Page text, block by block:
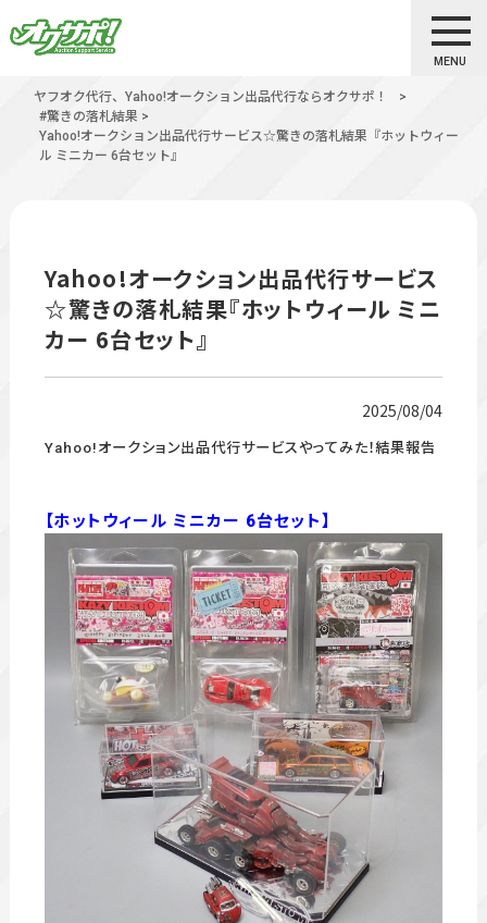
MENU
ヤフオク代行、Yahoo!オークション出品代行ならオクサポ！
>
#驚きの落札結果 >
Yahoo!オークション出品代行サービス☆驚きの落札結果『ホットウィー
ル ミニカー 6台セット』
Yahoo!オークション出品代行サービス
☆驚きの落札結果『ホットウィール ミニ
カー 6台セット』
2025/08/04
Yahoo!オークション出品代行サービスやってみた！結果報告
【ホットウィール ミニカー 6台セット】